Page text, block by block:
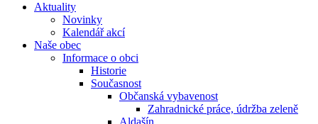
Aktuality
Novinky
Kalendář akcí
Naše obec
Informace o obci
Historie
Současnost
Občanská vybavenost
Zahradnické práce, údržba zeleně
Aldašín